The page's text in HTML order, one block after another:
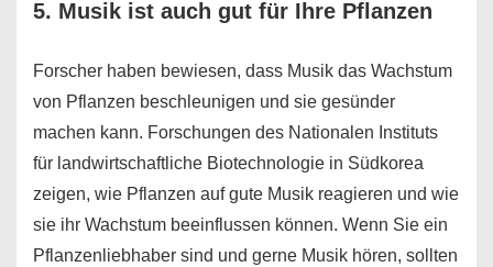
5. Musik ist auch gut für Ihre Pflanzen
Forscher haben bewiesen, dass Musik das Wachstum
von Pflanzen beschleunigen und sie gesünder
machen kann. Forschungen des Nationalen Instituts
für landwirtschaftliche Biotechnologie in Südkorea
zeigen, wie Pflanzen auf gute Musik reagieren und wie
sie ihr Wachstum beeinflussen können. Wenn Sie ein
Pflanzenliebhaber sind und gerne Musik hören, sollten